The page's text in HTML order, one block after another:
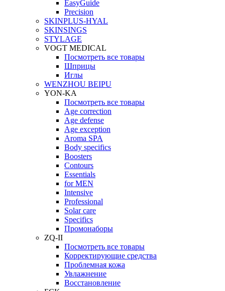
EasyGuide
Precision
SKINPLUS-HYAL
SKINSINGS
STYLAGE
VOGT MEDICAL
Посмотреть все товары
Шприцы
Иглы
WENZHOU BEIPU
YON-KA
Посмотреть все товары
Age correction
Age defense
Age exception
Aroma SPA
Body specifics
Boosters
Contours
Essentials
for MEN
Intensive
Professional
Solar care
Specifics
Промонаборы
ZQ-II
Посмотреть все товары
Корректирующие средства
Проблемная кожа
Увлажнение
Восстановление